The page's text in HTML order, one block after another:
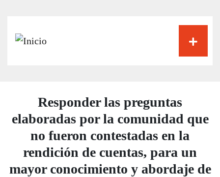
Responder las preguntas
elaboradas por la comunidad que
no fueron contestadas en la
rendición de cuentas, para un
mayor conocimiento y abordaje de